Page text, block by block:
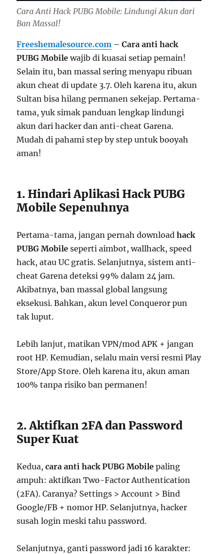
Cara Anti Hack PUBG Mobile: Lindungi Akun dari
Ban Massal!
Freeshemalesource.com – Cara anti hack
PUBG Mobile wajib di kuasai setiap pemain!
Selain itu, ban massal sering menyapu ribuan
akun cheat di update 3.7. Oleh karena itu, akun
Sultan bisa hilang permanen sekejap. Pertama-
tama, yuk simak panduan lengkap lindungi
akun dari hacker dan anti-cheat Garena.
Mudah di pahami step by step untuk booyah
aman!
1. Hindari Aplikasi Hack PUBG
Mobile Sepenuhnya
Pertama-tama, jangan pernah downloadhack
PUBG Mobile seperti aimbot, wallhack, speed
hack, atau UC gratis. Selanjutnya, sistem anti-
cheat Garena deteksi 99% dalam 24 jam.
Akibatnya, ban massal global langsung
eksekusi. Bahkan, akun level Conqueror pun
tak luput.
Lebih lanjut, matikan VPN/mod APK + jangan
root HP. Kemudian, selalu main versi resmi Play
Store/App Store. Oleh karena itu, akun aman
100% tanpa risiko ban permanen!
2. Aktifkan 2FA dan Password
Super Kuat
Kedua,cara anti hack PUBG Mobile paling
ampuh: aktifkan Two-Factor Authentication
(2FA). Caranya? Settings > Account > Bind
Google/FB + nomor HP. Selanjutnya, hacker
susah login meski tahu password.
Selanjutnya, ganti password jadi 16 karakter: